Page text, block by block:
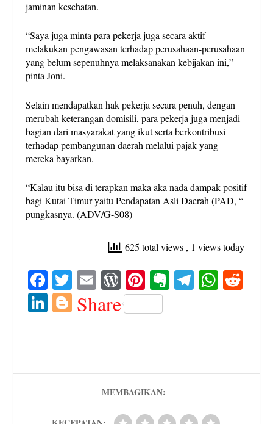
jaminan kesehatan.
“Saya juga minta para pekerja juga secara aktif
melakukan pengawasan terhadap perusahaan-perusahaan
yang belum sepenuhnya melaksanakan kebijakan ini,”
pinta Joni.
Selain mendapatkan hak pekerja secara penuh, dengan
merubah keterangan domisili, para pekerja juga menjadi
bagian dari masyarakat yang ikut serta berkontribusi
terhadap pembangunan daerah melalui pajak yang
mereka bayarkan.
“Kalau itu bisa di terapkan maka aka nada dampak positif
bagi Kutai Timur yaitu Pendapatan Asli Daerah (PAD, “
pungkasnya. (ADV/G-S08)
625 total views , 1 views today
Fa
ce
bo
T
wi
tte
E
m
ail
W
or
d
s
Pi
nt
er
E Te W
Li Bl
Share
MEMBAGIKAN: